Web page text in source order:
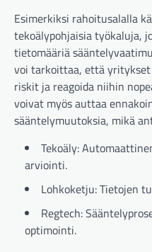
Esimerkiksi rahoitusalalla
tekoälypohjaisia työkaluja,
tietomääriä
voi tarkoittaa, että
riskit ja reagoida niihin
voivat myös auttaa
sääntelymuutoksia, mikä
Tekoäly:
arviointi.
Lohkoketju: Tietojen
Regtech:
optimointi.